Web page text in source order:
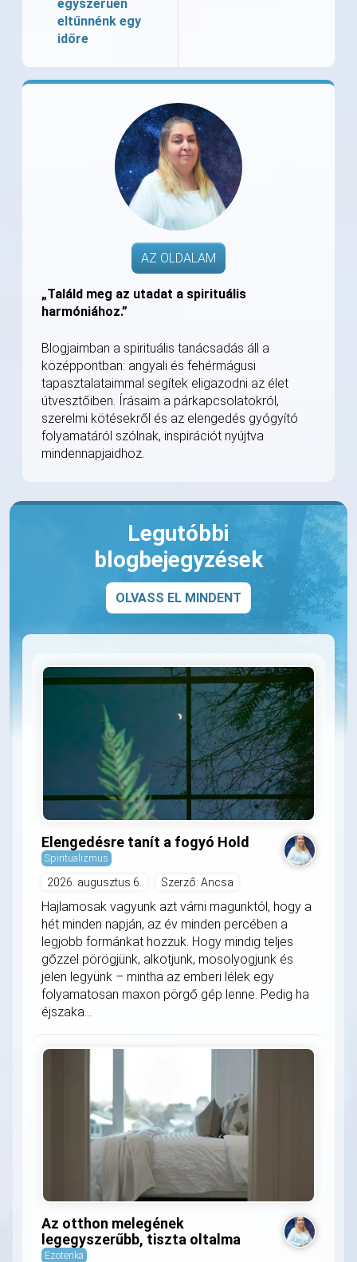
egyszerűen
eltűnnénk egy
időre
AZ OLDALAM
„Találd meg az utadat a spirituális
harmóniához.”
Blogjaimban a spirituális tanácsadás áll a
középpontban: angyali és fehérmágusi
tapasztalataimmal segítek eligazodni az élet
útvesztőiben. Írásaim a párkapcsolatokról,
szerelmi kötésekről és az elengedés gyógyító
folyamatáról szólnak, inspirációt nyújtva
mindennapjaidhoz.
Legutóbbi
blogbejegyzések
OLVASS EL MINDENT
Elengedésre tanít a fogyó Hold
Spiritualizmus
2026. augusztus 6. Szerző: Ancsa
Hajlamosak vagyunk azt várni magunktól, hogy a
hét minden napján, az év minden percében a
legjobb formánkat hozzuk. Hogy mindig teljes
gőzzel pörögjünk, alkotjunk, mosolyogjunk és
jelen legyünk – mintha az emberi lélek egy
folyamatosan maxon pörgő gép lenne. Pedig ha
éjszaka...
Az otthon melegének
legegyszerűbb, tiszta oltalma
Ezoterika